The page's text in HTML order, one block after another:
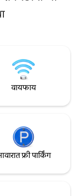
दुकाने आणि बार आहेत. आम्ही एका दिशेने
बार्बेक्यू, बाहेरील
वायफाय
फ्री पार्किंग